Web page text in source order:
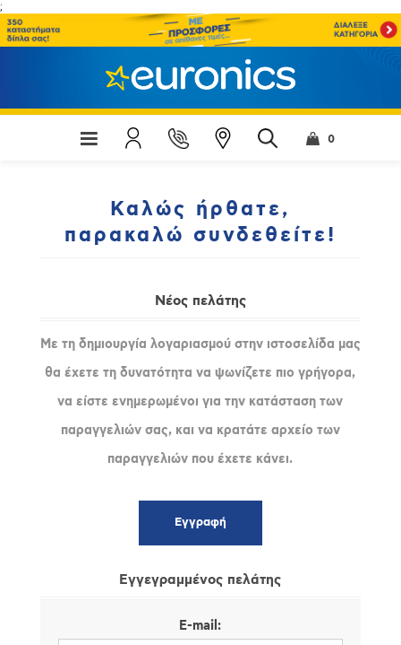
;
0
Καλώς ήρθατε,
παρακαλώ συνδεθείτε!
Νέος πελάτης
Με τη δημιουργία λογαριασμού στην ιστοσελίδα μας
θα έχετε τη δυνατότητα να ψωνίζετε πιο γρήγορα,
να είστε ενημερωμένοι για την κατάσταση των
παραγγελιών σας, και να κρατάτε αρχείο των
παραγγελιών που έχετε κάνει.
Εγγεγραμμένος πελάτης
E-mail: